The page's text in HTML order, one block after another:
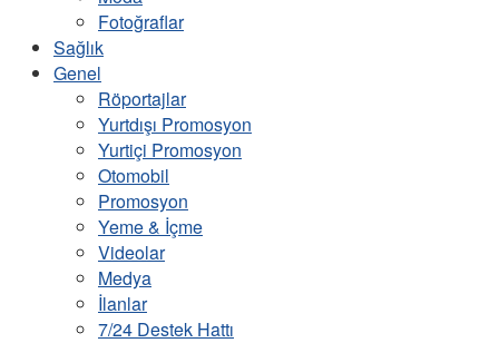
Fotoğraflar
Sağlık
Genel
Röportajlar
Yurtdışı Promosyon
Yurtiçi Promosyon
Otomobil
Promosyon
Yeme & İçme
Videolar
Medya
İlanlar
7/24 Destek Hattı